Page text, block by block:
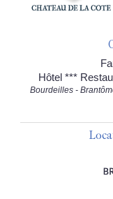
Hôtel ***
Bourdeilles -